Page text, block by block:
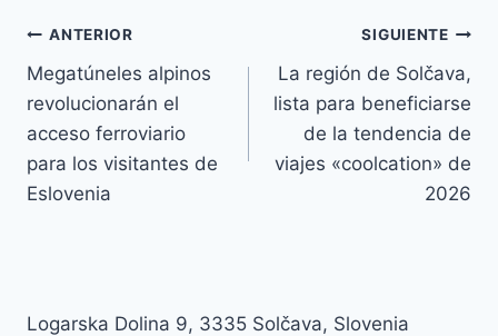
Navegación
de
entradas
ANTERIOR
Megatúneles alpinos
revolucionarán el
acceso ferroviario
para los visitantes de
Eslovenia
SIGUIENTE
La región de Solčava,
lista para beneficiarse
de la tendencia de
viajes «coolcation» de
2026
Logarska Dolina 9, 3335 Solčava, Slovenia